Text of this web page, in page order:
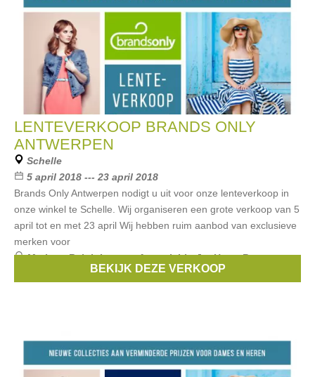
LENTEVERKOOP BRANDS ONLY
ANTWERPEN
Schelle
5 april 2018 --- 23 april 2018
Brands Only Antwerpen nodigt u uit voor onze lenteverkoop in
onze winkel te Schelle. Wij organiseren een grote verkoop van 5
april tot en met 23 april Wij hebben ruim aanbod van exclusieve
merken voor
Merken:Ralph Lauren,Armani,Liu Jo,Hugo Boss,
BEKIJK DEZE VERKOOP